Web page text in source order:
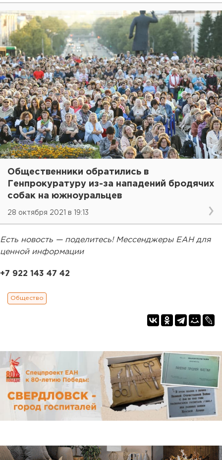
Общественники обратились в
Генпрокуратуру из-за нападений бродячих
собак на южноуральцев
28 октября 2021 в 19:13
Есть новость — поделитесь! Мессенджеры ЕАН для
ценной информации
+7 922 143 47 42
Общество